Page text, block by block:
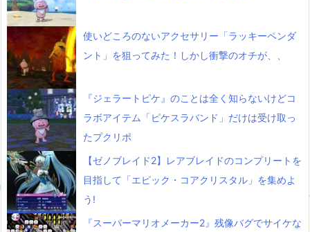
使いどころのないアクセサリー「ラッキーペンダ
ント」を狙ってみた！しかし衝撃のオチが、、
『ジェラートピケ』のことは全く知らないけどコ
ラボアイテム「ピケスラバンド」だけは受け取っ
たプクリポ
【ゼノブレイド2】レアブレイドのコンプリートを
目指して「エピック・コアクリスタル」を集めよ
う!
『スーパーマリオメーカー2』残像バグでサイケな